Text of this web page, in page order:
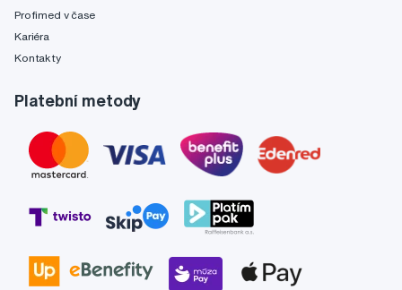
Profimed v čase
Kariéra
Kontakty
Platební metody